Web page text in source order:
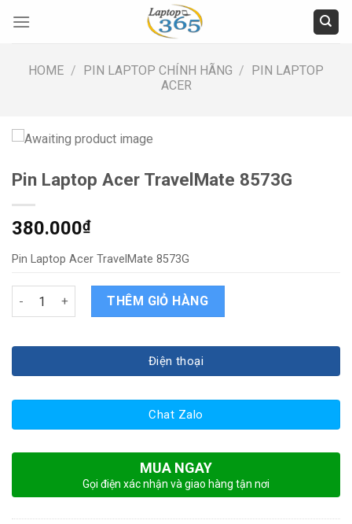
HOME / PIN LAPTOP CHÍNH HÃNG / PIN LAPTOP
ACER
Pin Laptop Acer TravelMate 8573G
380.000₫
Pin Laptop Acer TravelMate 8573G
Pin Laptop Acer TravelMate 8573G quantity
THÊM GIỎ HÀNG
Điện thoại
Chat Zalo
MUA NGAY
Gọi điện xác nhận và giao hàng tận nơi